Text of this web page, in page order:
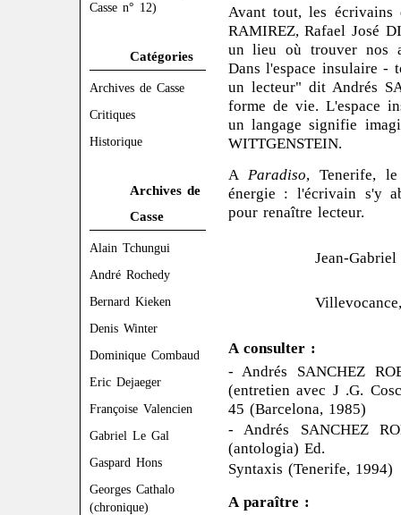
Casse n° 12)
Catégories
Archives de Casse
Critiques
Historique
Archives de
Casse
Alain Tchungui
André Rochedy
Bernard Kieken
Denis Winter
Dominique Combaud
Eric Dejaeger
Françoise Valencien
Gabriel Le Gal
Gaspard Hons
Georges Cathalo
(chronique)
Avant tout, les
RAMIREZ, Rafael José
un lieu où trouver nos
Dans l'espace insulaire -
un lecteur" dit Andrés
forme de vie. L'espace
un langage signifie
WITTGENSTEIN.
A Paradiso, Tenerife,
énergie : l'écrivain s'y
pour renaître lecteur.
Jean-Gabriel
Villevocance, 25
A consulter :
- Andrés SANCHEZ
(entretien avec J .G.
45 (Barcelona, 1985)
- Andrés SANCHEZ
(antologia) Ed.
Syntaxis (Tenerife, 1994)
A paraître :